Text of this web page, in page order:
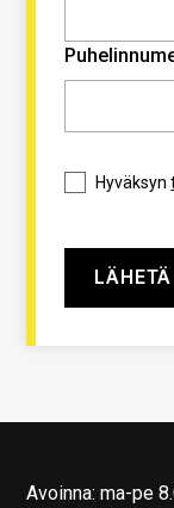
Hyväksyn
Avoinna: ma-pe